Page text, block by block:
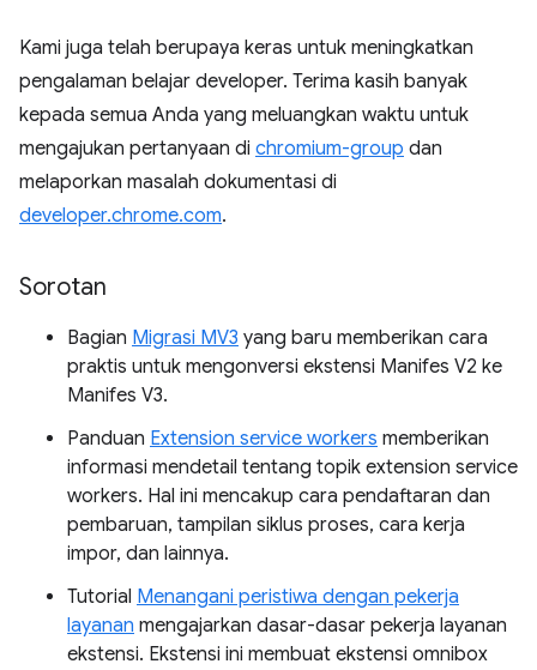
Kami juga telah berupaya keras untuk meningkatkan
pengalaman belajar developer. Terima kasih banyak
kepada semua Anda yang meluangkan waktu untuk
mengajukan pertanyaan di chromium-group dan
melaporkan masalah dokumentasi di
developer.chrome.com.
Sorotan
Bagian Migrasi MV3 yang baru memberikan cara
praktis untuk mengonversi ekstensi Manifes V2 ke
Manifes V3.
Panduan Extension service workers memberikan
informasi mendetail tentang topik extension service
workers. Hal ini mencakup cara pendaftaran dan
pembaruan, tampilan siklus proses, cara kerja
impor, dan lainnya.
Tutorial Menangani peristiwa dengan pekerja
layanan mengajarkan dasar-dasar pekerja layanan
ekstensi. Ekstensi ini membuat ekstensi omnibox